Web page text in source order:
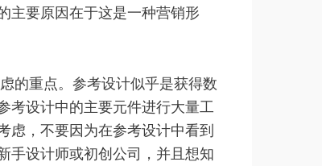
主要原因在于这是一种营销形
的重点。参考设计似乎是获得数
考设计中的主要元件进行大量工
虑，不要因为在参考设计中看到
手设计师或初创公司，并且想知